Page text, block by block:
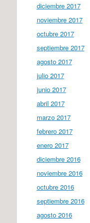
diciembre 2017
noviembre 2017
octubre 2017
septiembre 2017
agosto 2017
julio 2017
junio 2017
abril 2017
marzo 2017
febrero 2017
enero 2017
diciembre 2016
noviembre 2016
octubre 2016
septiembre 2016
agosto 2016